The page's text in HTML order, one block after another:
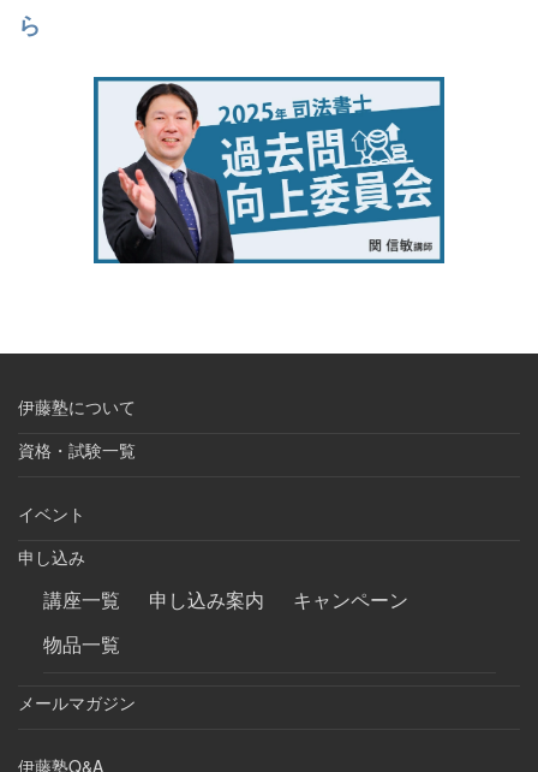
ら
伊藤塾について
資格・試験一覧
イベント
申し込み
講座一覧 申し込み案内
キャンペーン
物品一覧
メールマガジン
伊藤塾Q&A